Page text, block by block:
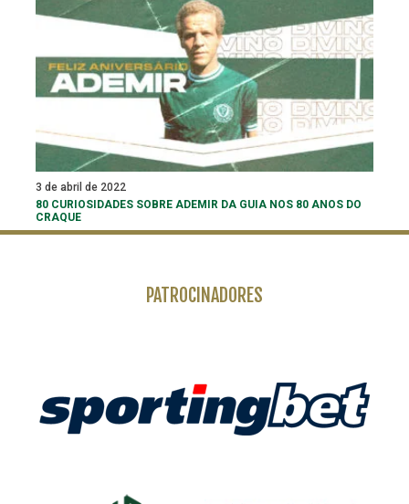
3 de abril de 2022
80 CURIOSIDADES SOBRE ADEMIR DA GUIA NOS 80 ANOS DO
CRAQUE
PATROCINADORES